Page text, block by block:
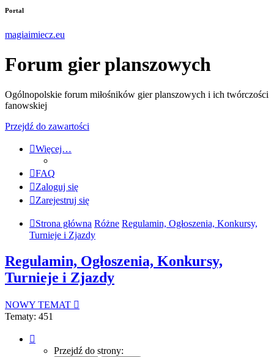
Portal
magiaimiecz.eu
Forum gier planszowych
Ogólnopolskie forum miłośników gier planszowych i ich twórczości
fanowskiej
Przejdź do zawartości
Więcej…
FAQ
Zaloguj się
Zarejestruj się
Strona główna Różne Regulamin, Ogłoszenia, Konkursy,
Turnieje i Zjazdy
Regulamin, Ogłoszenia, Konkursy,
Turnieje i Zjazdy
NOWY TEMAT
Tematy: 451
Przejdź do strony: